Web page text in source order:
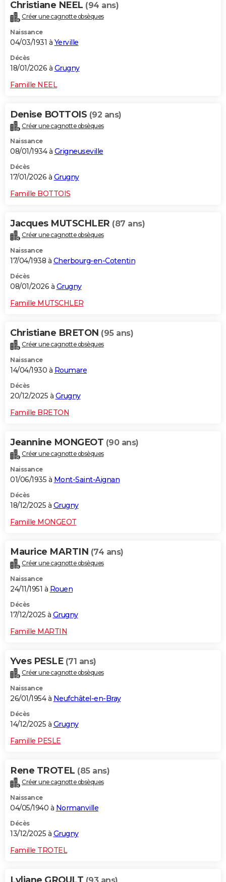
Christiane NEEL (94 ans)
Créer une cagnotte obsèques
Naissance
04/03/1931 à Yerville
Décès
18/01/2026 à Grugny
Famille NEEL
Denise BOTTOIS (92 ans)
Créer une cagnotte obsèques
Naissance
08/01/1934 à Grigneuseville
Décès
17/01/2026 à Grugny
Famille BOTTOIS
Jacques MUTSCHLER (87 ans)
Créer une cagnotte obsèques
Naissance
17/04/1938 à Cherbourg-en-Cotentin
Décès
08/01/2026 à Grugny
Famille MUTSCHLER
Christiane BRETON (95 ans)
Créer une cagnotte obsèques
Naissance
14/04/1930 à Roumare
Décès
20/12/2025 à Grugny
Famille BRETON
Jeannine MONGEOT (90 ans)
Créer une cagnotte obsèques
Naissance
01/06/1935 à Mont-Saint-Aignan
Décès
18/12/2025 à Grugny
Famille MONGEOT
Maurice MARTIN (74 ans)
Créer une cagnotte obsèques
Naissance
24/11/1951 à Rouen
Décès
17/12/2025 à Grugny
Famille MARTIN
Yves PESLE (71 ans)
Créer une cagnotte obsèques
Naissance
26/01/1954 à Neufchâtel-en-Bray
Décès
14/12/2025 à Grugny
Famille PESLE
Rene TROTEL (85 ans)
Créer une cagnotte obsèques
Naissance
04/05/1940 à Normanville
Décès
13/12/2025 à Grugny
Famille TROTEL